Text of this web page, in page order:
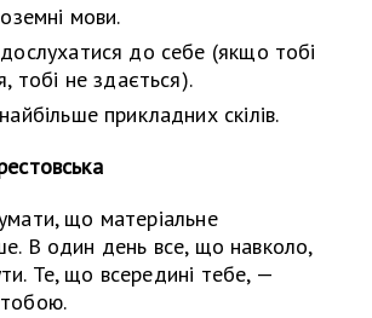
мови.
до себе (якщо тобі
тобі не здається).
прикладних скілів.
що матеріальне
В один день все, що навколо,
Те, що всередині тебе, —